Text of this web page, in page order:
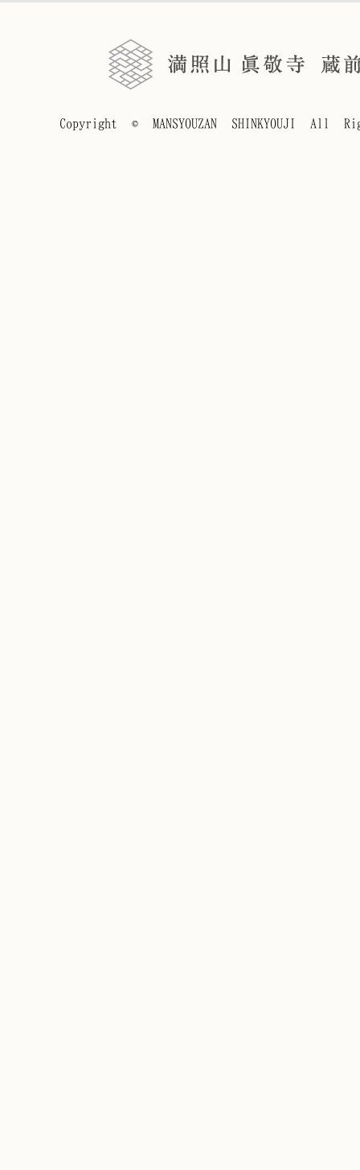
Copyright © MANSYOUZAN SHINKYOUJI All